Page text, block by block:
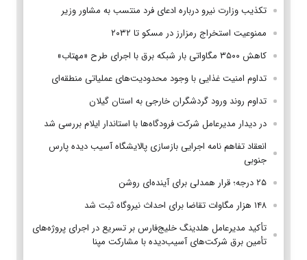
تکذیب وزارت نیرو درباره ادعای فرد منتسب به مشاور وزیر
ممنوعیت استخراج رمزارز در مسکو تا ۲۰۳۲
کاهش ۳۵۰۰ مگاواتی بار شبکه برق با اجرای طرح «مهتاب»
تداوم امنیت غذایی با وجود محدودیت‌های عملیاتی منطقه‌ای
تداوم روند ورود گردشگران خارجی به استان گیلان
در دیدار مدیرعامل شرکت فرودگاه‌ها با استاندار ایلام بررسی شد
انعقاد تفاهم نامه اجرایی بازسازی پالایشگاه آسیب دیده پارس
جنوبی
۲۵ درجه؛ قرار همدلی برای آینده‌ای روشن
۱۴۸ هزار مگاوات تقاضا برای احداث نیروگاه ثبت شد
تأکید مدیرعامل هلدینگ خلیج‌فارس بر تسریع در اجرای پروژه‌های
تأمین برق شرکت‌های آسیب‌دیده با مشارکت مپنا